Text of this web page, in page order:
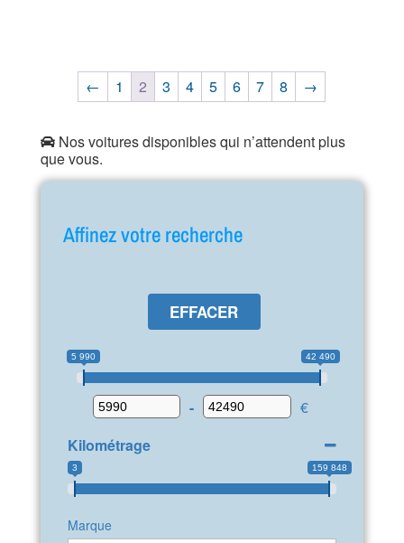
← 1 2 3 4 5 6 7 8 →
Nos voitures disponibles qui n’attendent plus
que vous.
Affinez votre recherche
EFFACER
5 990 42 490
-
€
Kilométrage
3 159 848
Marque